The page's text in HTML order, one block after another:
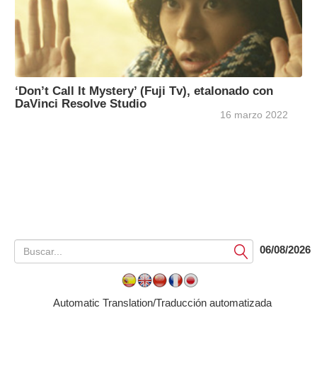
‘Don’t Call It Mystery’ (Fuji Tv), etalonado con
DaVinci Resolve Studio
16 marzo 2022
Submit06/08/2026
Automatic Translation/Traducción automatizada